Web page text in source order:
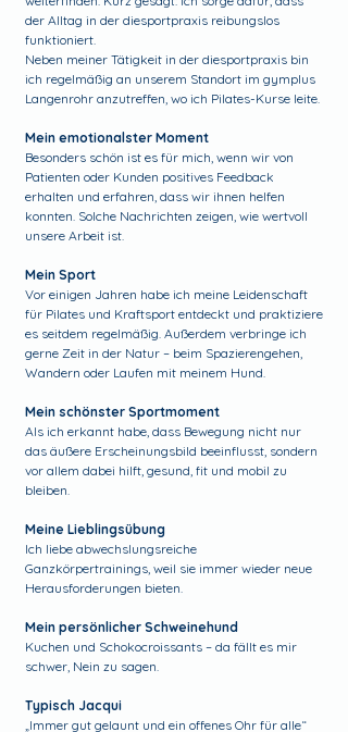
der Alltag in der diesportpraxis reibungslos
funktioniert.
Neben meiner Tätigkeit in der diesportpraxis bin
ich regelmäßig an unserem Standort im gymplus
Langenrohr anzutreffen, wo ich Pilates-Kurse leite.
Mein emotionalster Moment
Besonders schön ist es für mich, wenn wir von
Patienten oder Kunden positives Feedback
erhalten und erfahren, dass wir ihnen helfen
konnten. Solche Nachrichten zeigen, wie wertvoll
unsere Arbeit ist.
Mein Sport
Vor einigen Jahren habe ich meine Leidenschaft
für Pilates und Kraftsport entdeckt und praktiziere
es seitdem regelmäßig. Außerdem verbringe ich
gerne Zeit in der Natur – beim Spazierengehen,
Wandern oder Laufen mit meinem Hund.
Mein schönster Sportmoment
Als ich erkannt habe, dass Bewegung nicht nur
das äußere Erscheinungsbild beeinflusst, sondern
vor allem dabei hilft, gesund, fit und mobil zu
bleiben.
Meine Lieblingsübung
Ich liebe abwechslungsreiche
Ganzkörpertrainings, weil sie immer wieder neue
Herausforderungen bieten.
Mein persönlicher Schweinehund
Kuchen und Schokocroissants – da fällt es mir
schwer, Nein zu sagen.
Typisch Jacqui
„Immer gut gelaunt und ein offenes Ohr für alle“